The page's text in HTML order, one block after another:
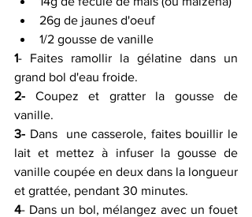
26g de jaunes d'oeuf
1/2 gousse de vanille
1- Faites ramollir la gélatine dans un
grand bol d'eau froide.
2- Coupez et gratter la gousse de
vanille.
3- Dans  une casserole, faites bouillir le
lait et mettez à infuser la gousse de
vanille coupée en deux dans la longueur
et grattée, pendant 30 minutes.
4- Dans un bol, mélangez avec un fouet